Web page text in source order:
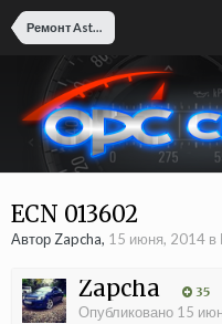
Ремонт Astra H OPC turbo и Zafira OPC
ECN 013602
Автор Zapcha, 15 июня, 2014 в
Zapcha 35
Опубликовано 15